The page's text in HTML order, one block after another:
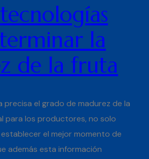
la
de la fruta
precisa el grado de madurez de la
para los productores, no solo
el mejor momento de
además esta información